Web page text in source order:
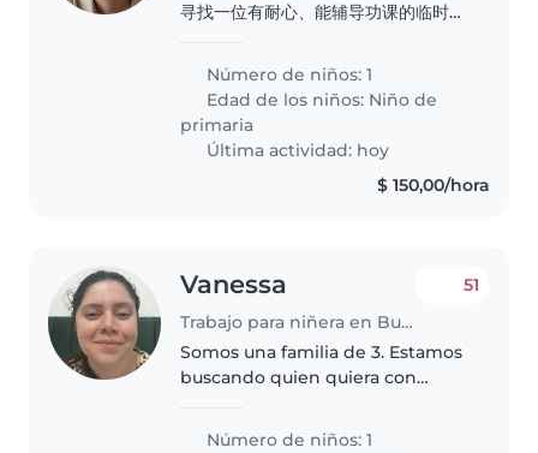
寻找一位有耐心、能辅导功课的临时保
小学生。期待温馨而专业的照顾!
Número de niños: 1
Edad de los niños: Niño de
primaria
Última actividad: hoy
$ 150,00/hora
Vanessa
Trabajo para niñera en Buenos Aires
51
Somos una familia de 3. Estamos
buscando quien quiera con
Ana de 2 años
Número de niños: 1